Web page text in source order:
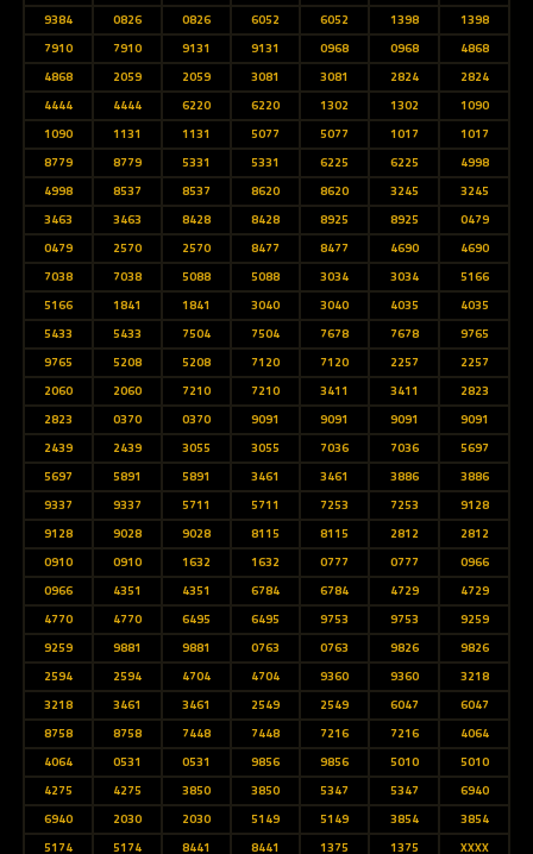
9384
0826 0826 6052 6052 1398
1398
7910
7910 9131 9131 0968 0968
4868
4868
2059 2059 3081 3081 2824
2824
4444
4444 6220 6220 1302 1302
1090
1090
1131 1131 5077 5077 1017
1017
8779
8779 5331 5331 6225 6225
4998
4998
8537 8537 8620 8620 3245
3245
3463
3463 8428 8428 8925 8925
0479
0479
2570 2570 8477 8477 4690
4690
7038
7038 5088 5088 3034 3034
5166
5166
1841 1841 3040 3040 4035
4035
5433
5433 7504 7504 7678 7678
9765
9765
5208 5208 7120 7120 2257
2257
2060
2060 7210 7210 3411 3411
2823
2823
0370 0370 9091 9091 9091
9091
2439
2439 3055 3055 7036 7036
5697
5697
5891 5891 3461 3461 3886
3886
9337
9337 5711 5711 7253 7253
9128
9128
9028 9028 8115 8115 2812
2812
0910
0910 1632 1632 0777 0777
0966
0966
4351 4351 6784 6784 4729
4729
4770
4770 6495 6495 9753 9753
9259
9259
9881 9881 0763 0763 9826
9826
2594
2594 4704 4704 9360 9360
3218
3218
3461 3461 2549 2549 6047
6047
8758
8758 7448 7448 7216 7216
4064
4064
0531 0531 9856 9856 5010
5010
4275
4275 3850 3850 5347 5347
6940
6940
2030 2030 5149 5149 3854
3854
5174
5174 8441 8441 1375 1375 XXXX